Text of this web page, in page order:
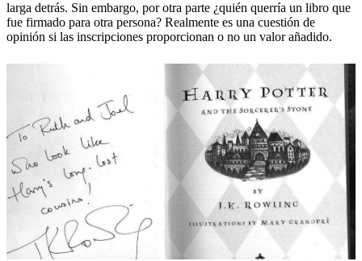
larga detrás. Sin embargo, por otra parte ¿quién querría un libro que
fue firmado para otra persona? Realmente es una cuestión de
opinión si las inscripciones proporcionan o no un valor añadido.